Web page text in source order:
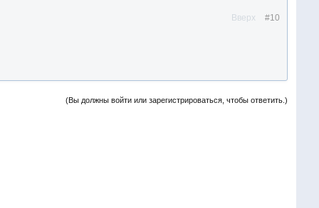
#10
Вверх
(Вы должны войти или зарегистрироваться, чтобы ответить.)